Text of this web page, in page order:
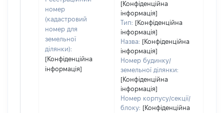
номер
(кадастровий
номер для
земельної
ділянки):
[Конфіденційна
інформація]
[Конфіденційна
інформація]
Тип: [Конфіденційна
інформація]
Назва: [Конфіденційна
інформація]
Номер будинку/
земельної ділянки:
[Конфіденційна
інформація]
Номер корпусу/секції/
блоку: [Конфіденційна